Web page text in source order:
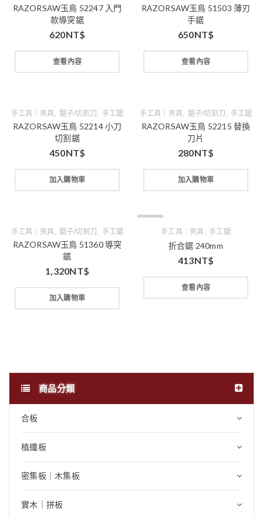
商品分類
合板
植纖板
密集板｜木集板
實木｜拼板
RAZORSAW玉鳥 52247 入門
款導突鋸
620NT$
查看內容
RAZORSAW玉鳥 51503 薄刃
手鋸
650NT$
查看內容
手工具｜夾具 鋸子/切割刀 手工鋸
RAZORSAW玉鳥 52214 小刀
切割鋸
450NT$
加入購物車
手工具｜夾具 鋸子/切割刀 手工鋸
RAZORSAW玉鳥 52215 替換
刀片
280NT$
加入購物車
手工具｜夾具 鋸子/切割刀 手工鋸
RAZORSAW玉鳥 51360 導突
鋸
1,320NT$
加入購物車
手工具｜夾具 ,手工鋸
折合鋸 240mm
413NT$
查看內容